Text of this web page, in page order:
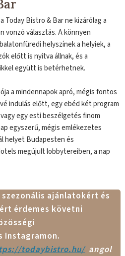
Today Bistro & Bar ne kizárólag a
vonzó választás. A könnyen
helyszínek a helyiek, a
előtt is nyitva állnak, és a
együtt is betérhetnek.
a mindennapok apró, mégis fontos
indulás előtt, egy ebéd két program
egy esti beszélgetés finom
egyszerű, mégis emlékezetes
helyet Budapesten és
megújult lobbytereiben, a nap
ajánlatokért és
érdemes követni
Instagramon.
todaybistro.hu/angol